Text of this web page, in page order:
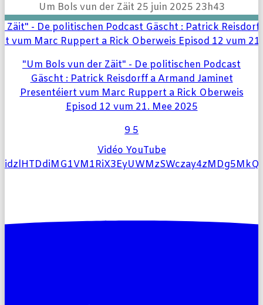
Um Bols vun der Zäit 25 juin 2025 23h43
"Um Bols vun der Zäit" - De politischen Podcast
Gäscht : Patrick Reisdorff a Armand Jaminet
Presentéiert vum Marc Ruppert a Rick Oberweis
Episod 12 vum 21. Mee 2025
9 5
Vidéo YouTube